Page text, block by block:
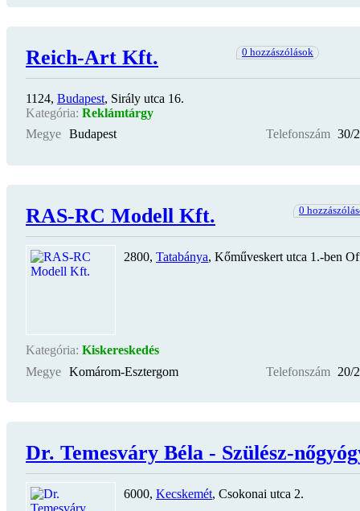
Reich-Art Kft. 0 hozzászólások
1124, Budapest, Sirály utca 16.
Kategória: Reklámtárgy
Megye Budapest Telefonszám 30/
RAS-RC Modell Kft. 0
2800, Tatabánya, Kőműveskert utca 1.-ben
Kategória: Kiskereskedés
Megye Komárom-Esztergom Telefonszám 20/
Dr. Temesváry Béla - Szülész-
6000, Kecskemét, Csokonai utca 2.